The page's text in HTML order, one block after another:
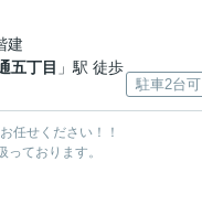
建
五丁目 」駅 徒歩
駐車2台可
任せください！！
ております。